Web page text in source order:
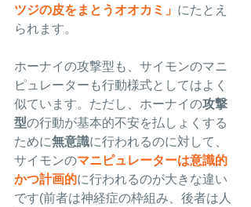
ツジの皮をまとうオオカミ」 にたとえ
られます。
ホーナイの攻撃型も、サイモンのマニ
ピュレーターも行動様式としてはよく
似ています。ただし、ホーナイの攻撃
型の行動が基本的不安を払しょくする
ために無意識に行われるのに対して、
サイモンのマニピュレーターは意識的
かつ計画的に行われるのが大きな違い
です(前者は神経症の枠組み、後者は人